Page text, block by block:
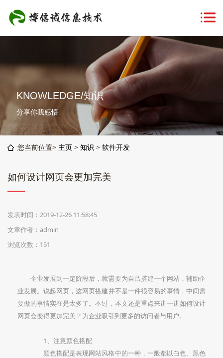
KNOWLEDGE/知识
分享你我感悟
您当前位置> 主页 > 知识 > 软件开发
如何设计网页会更加完美
发表时间：2019-12-26 11:58:45
文章作者：admin
浏览次数： 151
企业发展到一定阶段后，就需要为自己搭建一个网站，辅助企
业发展。说起网页，这网页搭建并不是一件很容易的事情，中间需
要做的事情实在是太多了。不过，本文还是重点来讲一讲如何设计
网页会变得更加完美？为企业吸引到更多的访问者与用户。
1、注意颜色搭配
颜色搭配是表现网站风格中的一种，一般都以白色、黑色